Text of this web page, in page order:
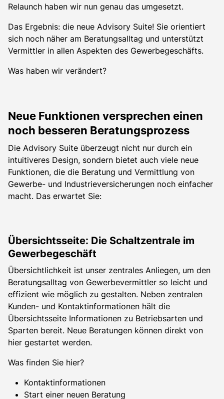
Relaunch haben wir nun genau das umgesetzt.
Das Ergebnis: die neue Advisory Suite! Sie orientiert
sich noch näher am Beratungsalltag und unterstützt
Vermittler in allen Aspekten des Gewerbegeschäfts.
Was haben wir verändert?
Neue Funktionen versprechen einen
noch besseren Beratungsprozess
Die Advisory Suite überzeugt nicht nur durch ein
intuitiveres Design, sondern bietet auch viele neue
Funktionen, die die Beratung und Vermittlung von
Gewerbe- und Industrieversicherungen noch einfacher
macht. Das erwartet Sie:
Übersichtsseite: Die Schaltzentrale im
Gewerbegeschäft
Übersichtlichkeit ist unser zentrales Anliegen, um den
Beratungsalltag von Gewerbevermittler so leicht und
effizient wie möglich zu gestalten. Neben zentralen
Kunden- und Kontaktinformationen hält die
Übersichtsseite Informationen zu Betriebsarten und
Sparten bereit. Neue Beratungen können direkt von
hier gestartet werden.
Was finden Sie hier?
Kontaktinformationen
Start einer neuen Beratung